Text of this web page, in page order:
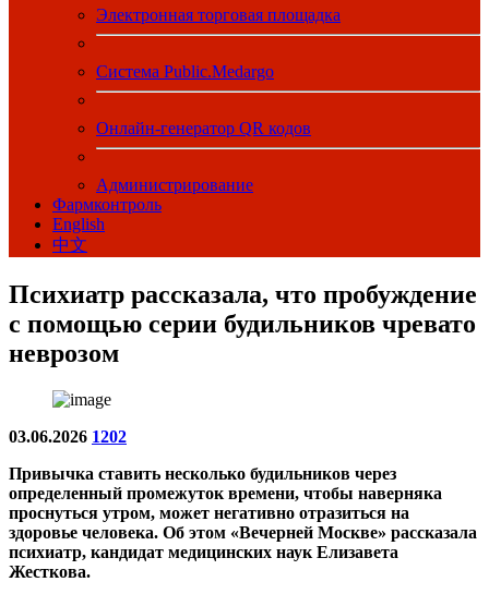
Электронная торговая площадка
Система Public.Medargo
Онлайн-генератор QR кодов
Администрирование
Фармконтроль
English
中文
Психиатр рассказала, что пробуждение
с помощью серии будильников чревато
неврозом
03.06.2026 1202
Привычка ставить несколько будильников через
определенный промежуток времени, чтобы наверняка
проснуться утром, может негативно отразиться на
здоровье человека. Об этом «Вечерней Москве» рассказала
психиатр, кандидат медицинских наук Елизавета
Жесткова.